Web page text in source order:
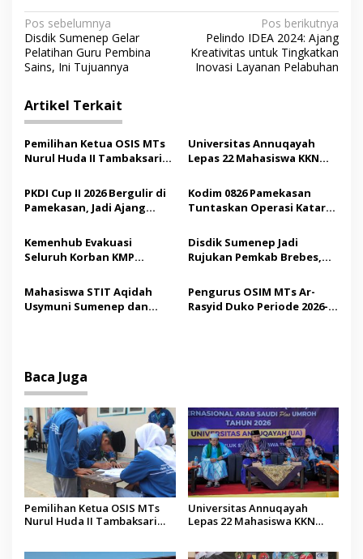
N
a
v
i
g
a
s
i
p
o
s
Pos sebelumnya
Disdik Sumenep Gelar
Pelatihan Guru Pembina
Sains, Ini Tujuannya
Pos berikutnya
Pelindo IDEA 2024: Ajang
Kreativitas untuk Tingkatkan
Inovasi Layanan Pelabuhan
Artikel Terkait
Pemilihan Ketua OSIS MTs
Nurul Huda II Tambaksari
Demokrasi bagi Siswa
Universitas Annuqayah
Lepas 22 Mahasiswa KKN
Saudi
PKDI Cup II 2026 Bergulir di
Pamekasan, Jadi Ajang
Madura
Kodim 0826 Pamekasan
Tuntaskan Operasi Katarak
Tindakan Medis
Kemenhub Evakuasi
Seluruh Korban KMP
Operator Diaudit
Disdik Sumenep Jadi
Rujukan Pemkab Brebes,
Pendidikan Berbasis
Budaya
Mahasiswa STIT Aqidah
Usymuni Sumenep dan
Pengurus OSIM MTs Ar-
Rasyid Duko Periode 2026-
Baca Juga
Pemilihan Ketua OSIS MTs
Nurul Huda II Tambaksari
Universitas Annuqayah
Lepas 22 Mahasiswa KKN